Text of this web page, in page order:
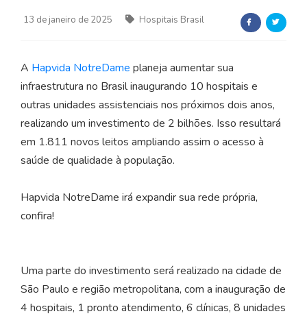
13 de janeiro de 2025 Hospitais Brasil
A Hapvida NotreDame planeja aumentar sua
infraestrutura no Brasil inaugurando 10 hospitais e
outras unidades assistenciais nos próximos dois anos,
realizando um investimento de 2 bilhões. Isso resultará
em 1.811 novos leitos ampliando assim o acesso à
saúde de qualidade à população.
Hapvida NotreDame irá expandir sua rede própria,
confira!
Uma parte do investimento será realizado na cidade de
São Paulo e região metropolitana, com a inauguração de
4 hospitais, 1 pronto atendimento, 6 clínicas, 8 unidades